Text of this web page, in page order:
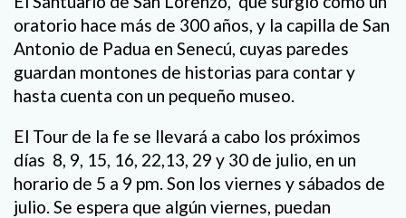
oratorio hace más de 300 años, y la capilla de San
Antonio de Padua en Senecú, cuyas paredes
guardan montones de historias para contar y
hasta cuenta con un pequeño museo.
El Tour de la fe se llevará a cabo los próximos
días 8, 9, 15, 16, 22,13, 29 y 30 de julio, en un
horario de 5 a 9 pm. Son los viernes y sábados de
julio. Se espera que algún viernes, puedan